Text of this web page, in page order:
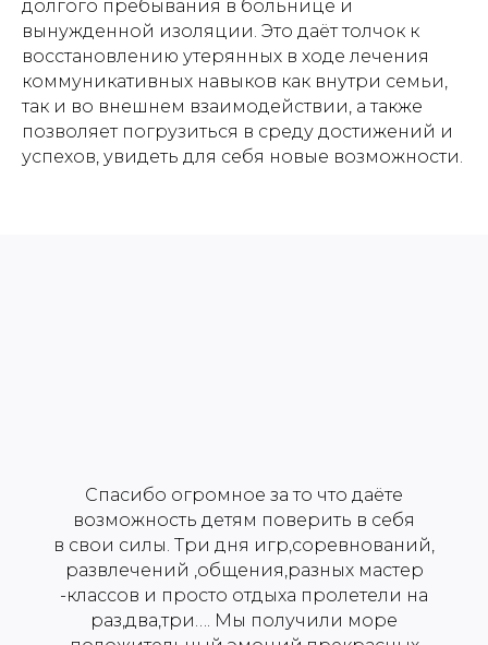
долгого пребывания в больнице и
вынужденной изоляции. Это даёт толчок к
восстановлению утерянных в ходе лечения
коммуникативных навыков как внутри семьи,
так и во внешнем взаимодействии, а также
позволяет погрузиться в среду достижений и
успехов, увидеть для себя новые возможности.
Спасибо огромное за то что даёте
возможность детям поверить в себя
в свои силы. Три дня игр,соревнований,
развлечений ,общения,разных мастер
-классов и просто отдыха пролетели на
раз,два,три…. Мы получили море